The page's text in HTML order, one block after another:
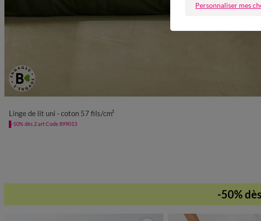
Linge de lit uni - coton 57 fils/cm²
-50% dès 2 art Code 899013
-50%
Personnaliser mes